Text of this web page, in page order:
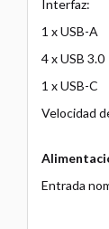
Interfaz:
1 x USB-A
4 x USB 3.0
1 x USB-C
Velocidad
Entrada